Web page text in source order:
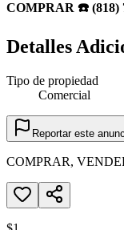
COMPRAR ☎️ (818)
Detalles
Tipo de propiedad
Comercial
Reportar este
COMPRAR,